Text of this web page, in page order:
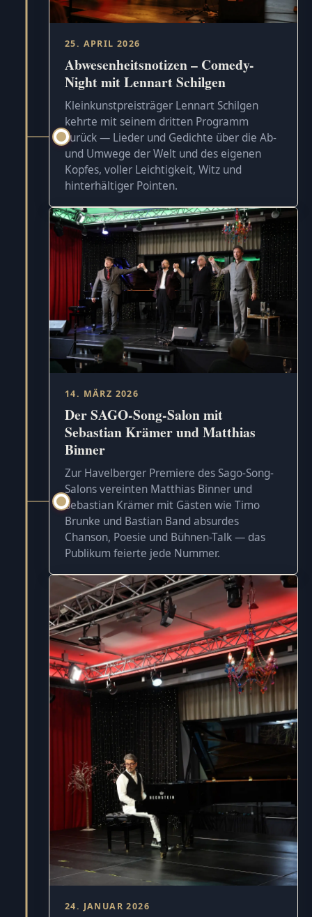
25. APRIL 2026
Abwesenheitsnotizen – Comedy-
Night mit Lennart Schilgen
Kleinkunstpreisträger Lennart Schilgen
kehrte mit seinem dritten Programm
zurück — Lieder und Gedichte über die Ab-
und Umwege der Welt und des eigenen
Kopfes, voller Leichtigkeit, Witz und
hinterhältiger Pointen.
14. MÄRZ 2026
Der SAGO-Song-Salon mit
Sebastian Krämer und Matthias
Binner
Zur Havelberger Premiere des Sago-Song-
Salons vereinten Matthias Binner und
Sebastian Krämer mit Gästen wie Timo
Brunke und Bastian Band absurdes
Chanson, Poesie und Bühnen-Talk — das
Publikum feierte jede Nummer.
24. JANUAR 2026